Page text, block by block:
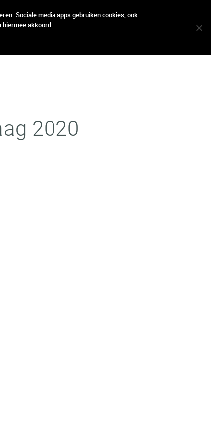
contact
contact
2020
Sociale media apps gebruiken cookies, ook
hiermee akkoord.